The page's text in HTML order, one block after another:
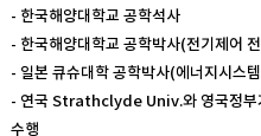
- 한국해양대학교 공학석사
- 한국해양대학교 공학박사(전기제어
- 일본 큐슈대학 공학박사(에너지시스
- 연국 Strathclyde Univ.와 영국정부
수행